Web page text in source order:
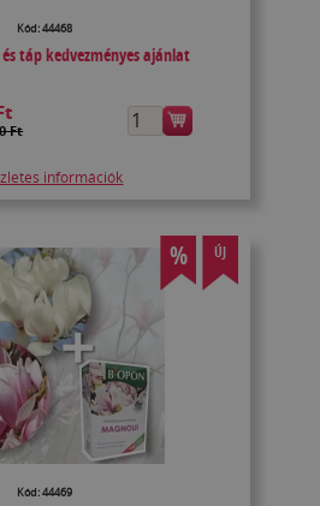
Kód: 44468
táp kedvezményes ajánlat
Ft
információk
% ÚJ
Kód: 44469